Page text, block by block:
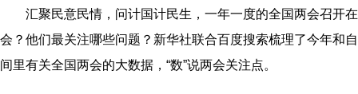
汇聚民意民情，问计国计民生，一年一度的全国两会召开
会？他们最关注哪些问题？新华社联合百度搜索梳理了今年和
间里有关全国两会的大数据，“数”说两会关注点。